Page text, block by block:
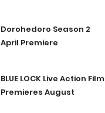
Dorohedoro Season 2
April Premiere
BLUE LOCK Live Action Film
Premieres August